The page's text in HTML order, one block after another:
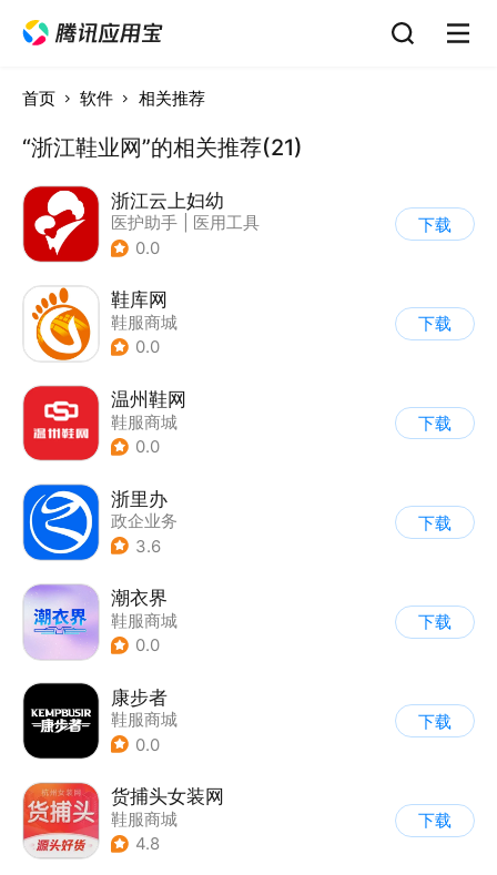
首页 软件 相关推荐
“浙江鞋业网”的相关推荐(21)
浙江云上妇幼
医护助手
医用工具
0.0
下载
鞋库网
鞋服商城
0.0
下载
温州鞋网
鞋服商城
0.0
下载
浙里办
政企业务
3.6
下载
潮衣界
鞋服商城
0.0
下载
康步者
鞋服商城
0.0
下载
货捕头女装网
鞋服商城
4.8
下载